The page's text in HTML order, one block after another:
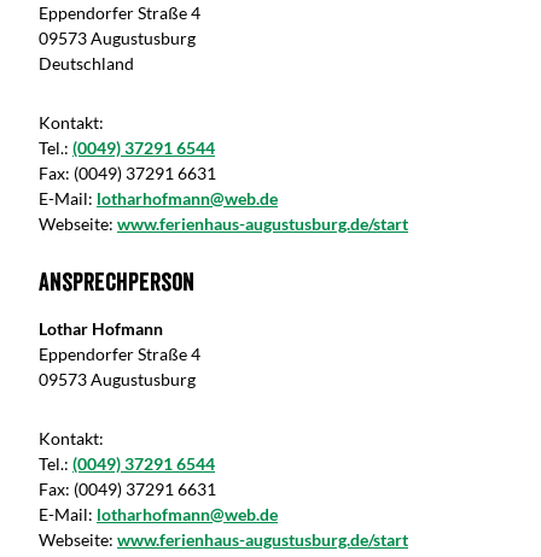
Eppendorfer Straße 4
09573 Augustusburg
Deutschland
Kontakt:
Tel.: (0049) 37291 6544
Fax: (0049) 37291 6631
E-Mail: lotharhofmann@web.de
Webseite: www.ferienhaus-augustusburg.de/start
Ansprechperson
Lothar Hofmann
Eppendorfer Straße 4
09573 Augustusburg
Kontakt:
Tel.: (0049) 37291 6544
Fax: (0049) 37291 6631
E-Mail: lotharhofmann@web.de
Webseite: www.ferienhaus-augustusburg.de/start